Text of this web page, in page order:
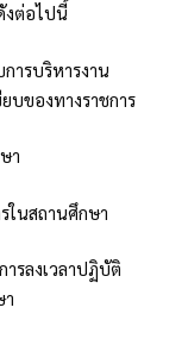
งต่อไปนี้
ารบริหารงาน
บของทางราชการ
า
นสถานศึกษา
รลงเวลาปฏิบัติ